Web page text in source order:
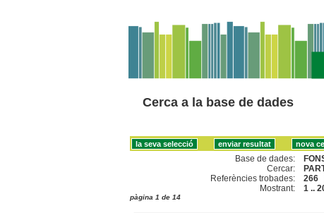
Cerca a la base de dades
Base de dades:
Cercar:
Referències trobades:
266
Mostrant:
1 ..
pàgina 1 de 14